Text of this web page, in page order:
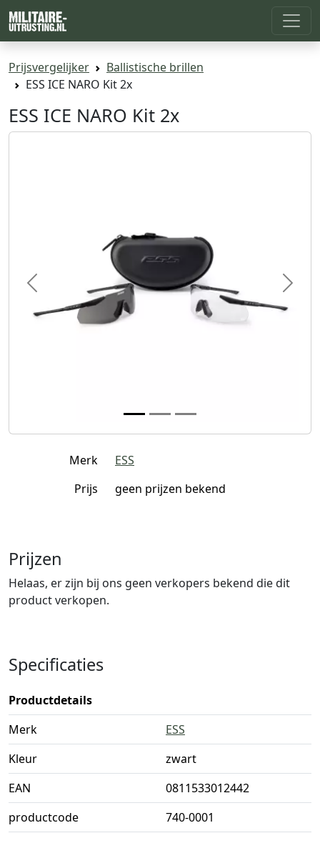
Prijsvergelijker
Ballistische brillen
ESS ICE NARO Kit 2x
ESS ICE NARO Kit 2x
Previous Next
Merk
ESS
Prijs
geen prijzen bekend
Prijzen
Helaas, er zijn bij ons geen verkopers bekend die dit
product verkopen.
Specificaties
Productdetails
Merk
ESS
Kleur
zwart
EAN
0811533012442
productcode
740-0001